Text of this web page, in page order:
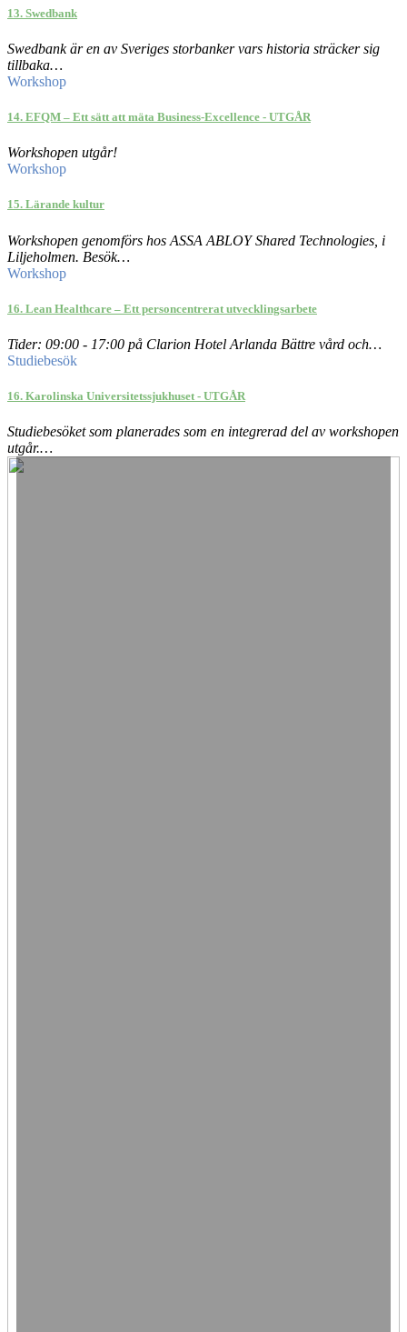
13. Swedbank
Swedbank är en av Sveriges storbanker vars historia sträcker sig
tillbaka…
Workshop
14. EFQM – Ett sätt att mäta Business-Excellence - UTGÅR
Workshopen utgår!
Workshop
15. Lärande kultur
Workshopen genomförs hos ASSA ABLOY Shared Technologies, i
Liljeholmen. Besök…
Workshop
16. Lean Healthcare – Ett personcentrerat utvecklingsarbete
Tider: 09:00 - 17:00 på Clarion Hotel Arlanda Bättre vård och…
Studiebesök
16. Karolinska Universitetssjukhuset - UTGÅR
Studiebesöket som planerades som en integrerad del av workshopen
utgår.…